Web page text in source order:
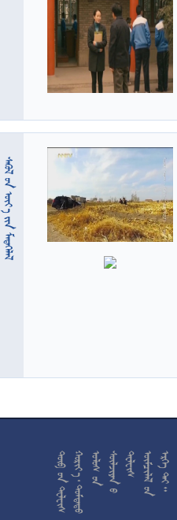
  










































































































